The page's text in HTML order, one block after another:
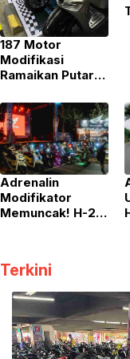
187 Motor
Modifikasi
Ramaikan Putaran
2026
​Adrenalin
Modifikator
Memuncak! H-2
Terkini